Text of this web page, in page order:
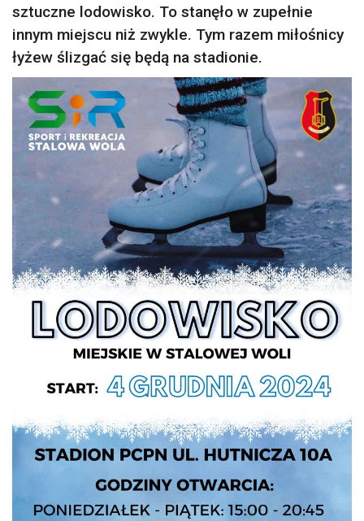
sztuczne lodowisko. To stanęło w zupełnie
innym miejscu niż zwykle. Tym razem miłośnicy
łyżew ślizgać się będą na stadionie.